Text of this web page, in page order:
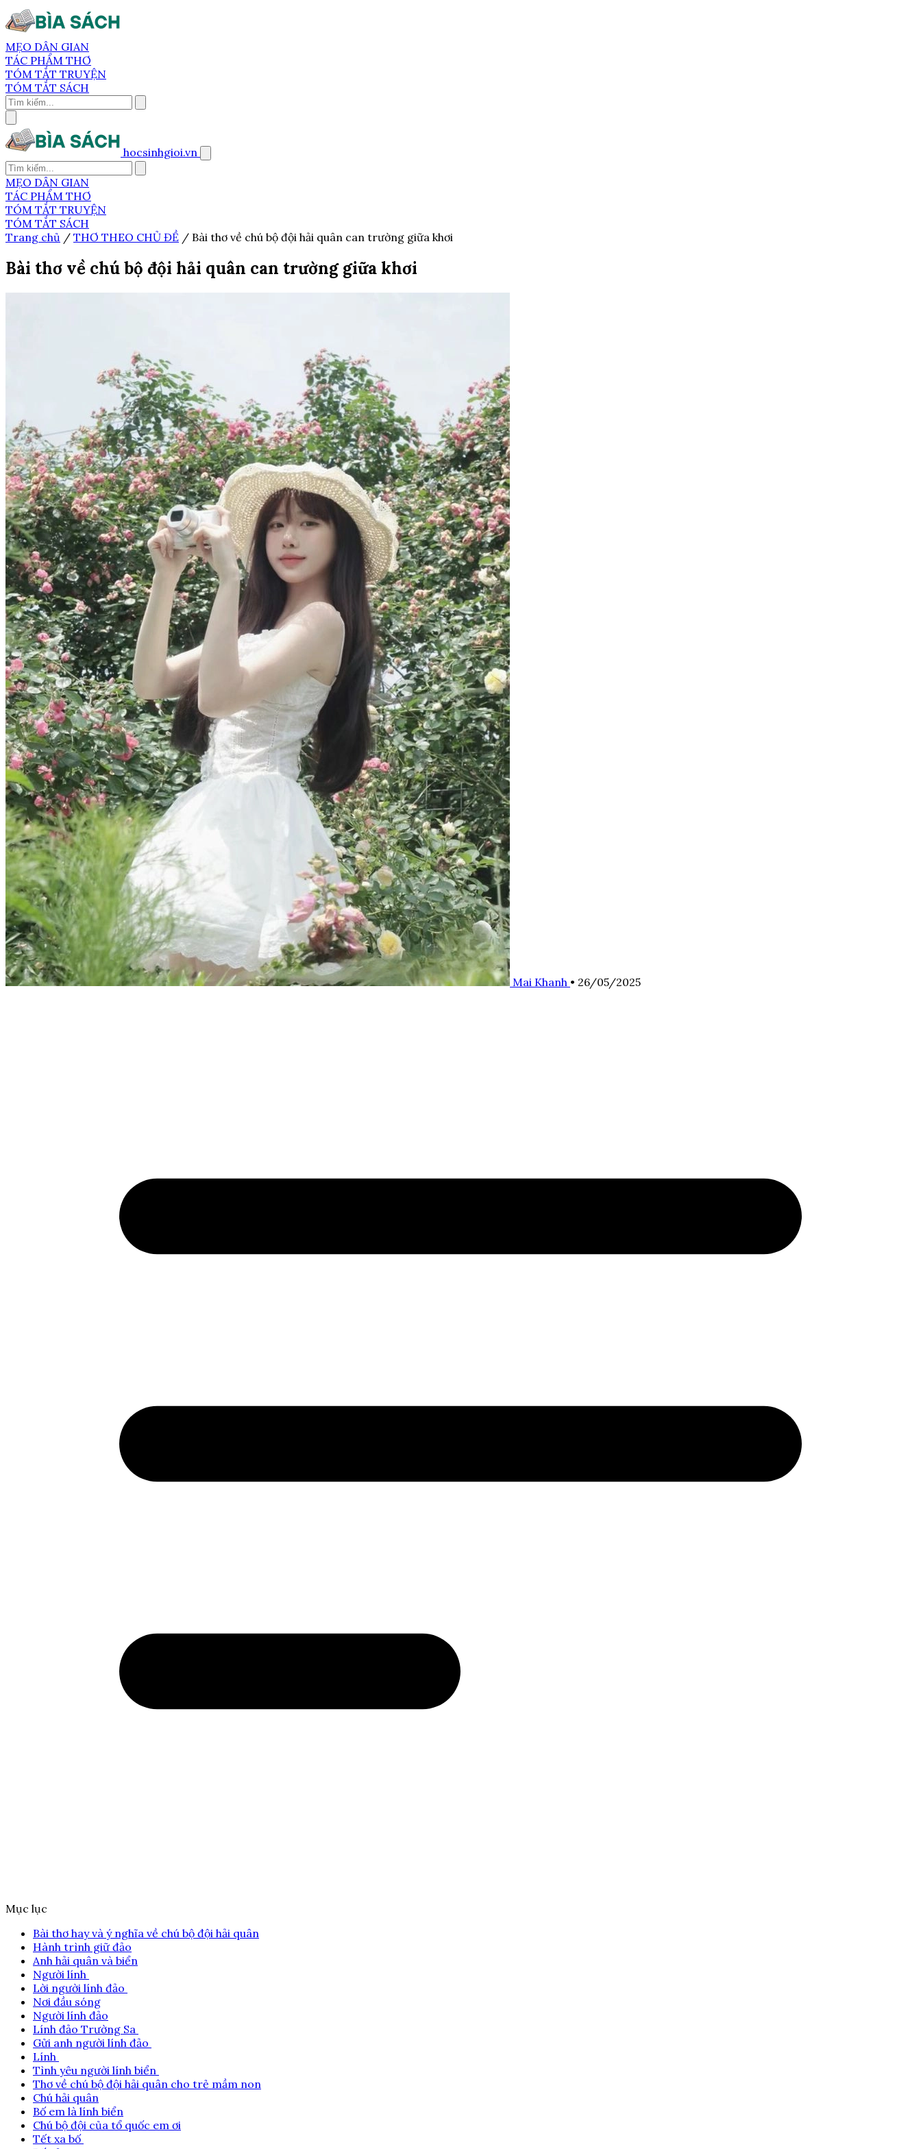
MẸO DÂN GIAN
TÁC PHẨM THƠ
TÓM TẮT TRUYỆN
TÓM TẮT SÁCH
hocsinhgioi.vn
MẸO DÂN GIAN
TÁC PHẨM THƠ
TÓM TẮT TRUYỆN
TÓM TẮT SÁCH
Trang chủ / THƠ THEO CHỦ ĐỀ / Bài thơ về chú bộ đội hải quân can trường giữa khơi
Bài thơ về chú bộ đội hải quân can trường giữa khơi
Mai Khanh • 26/05/2025
Mục lục
Bài thơ hay và ý nghĩa về chú bộ đội hải quân
Hành trình giữ đảo
Anh hải quân và biển
Người lính
Lời người lính đảo
Nơi đầu sóng
Người lính đảo
Lính đảo Trường Sa
Gửi anh người lính đảo
Lính
Tình yêu người lính biển
Thơ về chú bộ đội hải quân cho trẻ mầm non
Chú hải quân
Bố em là lính biển
Chú bộ đội của tổ quốc em ơi
Tết xa bố